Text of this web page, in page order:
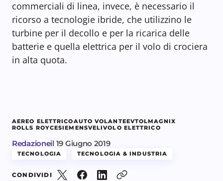
commerciali di linea, invece, è necessario il
ricorso a tecnologie ibride, che utilizzino le
turbine per il decollo e per la ricarica delle
batterie e quella elettrica per il volo di crociera
in alta quota.
AEREO ELETTRICOAUTO VOLANTEEVTOLMAGNIX
ROLLS ROYCESIEMENSVELIVOLO ELETTRICO
Redazioneil 19 Giugno 2019
TECNOLOGIA TECNOLOGIA & INDUSTRIA
CONDIVIDI